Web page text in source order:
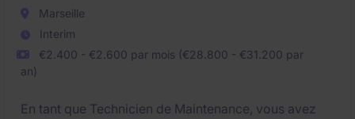
Marseille
Interim
€2.400 - €2.600 par mois (€28.800 - €31.200 par
an)
En tant que Technicien de Maintenance, vous avez